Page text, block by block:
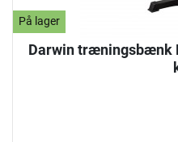
På lager
Darwin træningsbænk